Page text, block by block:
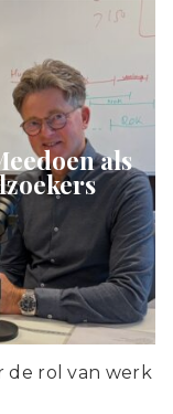
als
de rol van werk